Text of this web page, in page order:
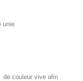
unie
de couleur vive afin